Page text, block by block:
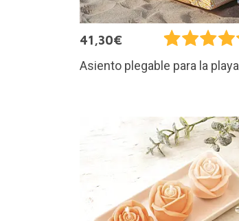
41,30€
Asiento plegable para la playa